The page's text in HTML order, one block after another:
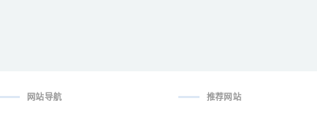
网站导航 推荐网站